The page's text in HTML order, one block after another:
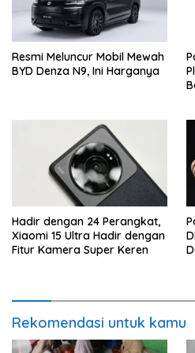
Resmi Meluncur Mobil Mewah
BYD Denza N9, Ini Harganya
Hadir dengan 24 Perangkat,
Xiaomi 15 Ultra Hadir dengan
Fitur Kamera Super Keren
Rekomendasi untuk kamu